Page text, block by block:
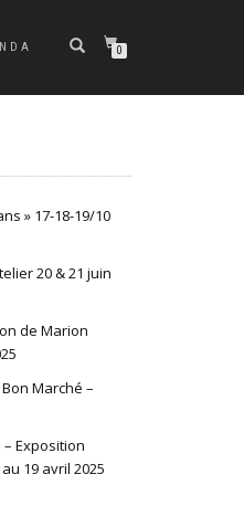
0
» 17-18-19/10
20 & 21 juin
de Marion
Marché –
Exposition
19 avril 2025